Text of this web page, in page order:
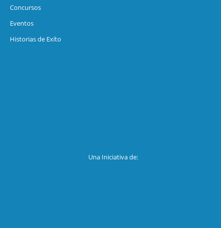
Concursos
Eventos
Historias de Exíto
Una Iniciativa de: